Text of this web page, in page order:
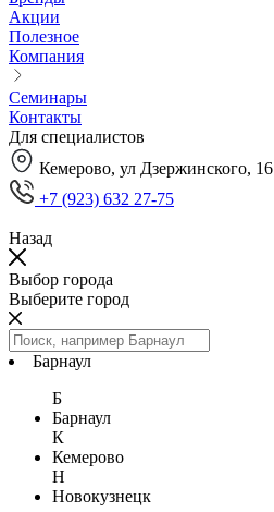
Акции
Полезное
Компания
Семинары
Контакты
Для специалистов
Кемерово, ул Дзержинского, 16
+7 (923) 632 27-75
Назад
Выбор города
Выберите город
Барнаул
Б
Барнаул
К
Кемерово
Н
Новокузнецк